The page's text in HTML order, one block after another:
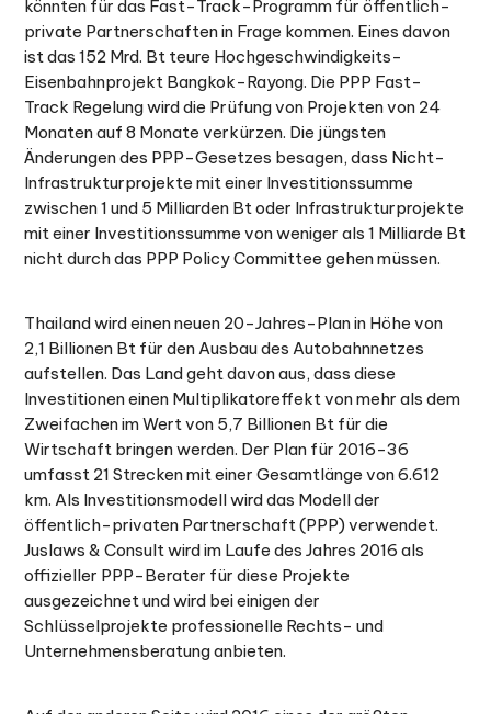
könnten für das Fast-Track-Programm für öffentlich-
private Partnerschaften in Frage kommen. Eines davon
ist das 152 Mrd. Bt teure Hochgeschwindigkeits-
Eisenbahnprojekt Bangkok-Rayong. Die PPP Fast-
Track Regelung wird die Prüfung von Projekten von 24
Monaten auf 8 Monate verkürzen. Die jüngsten
Änderungen des PPP-Gesetzes besagen, dass Nicht-
Infrastrukturprojekte mit einer Investitionssumme
zwischen 1 und 5 Milliarden Bt oder Infrastrukturprojekte
mit einer Investitionssumme von weniger als 1 Milliarde Bt
nicht durch das PPP Policy Committee gehen müssen.
Thailand wird einen neuen 20-Jahres-Plan in Höhe von
2,1 Billionen Bt für den Ausbau des Autobahnnetzes
aufstellen. Das Land geht davon aus, dass diese
Investitionen einen Multiplikatoreffekt von mehr als dem
Zweifachen im Wert von 5,7 Billionen Bt für die
Wirtschaft bringen werden. Der Plan für 2016-36
umfasst 21 Strecken mit einer Gesamtlänge von 6.612
km. Als Investitionsmodell wird das Modell der
öffentlich-privaten Partnerschaft (PPP) verwendet.
Juslaws & Consult wird im Laufe des Jahres 2016 als
offizieller PPP-Berater für diese Projekte
ausgezeichnet und wird bei einigen der
Schlüsselprojekte professionelle Rechts- und
Unternehmensberatung anbieten.